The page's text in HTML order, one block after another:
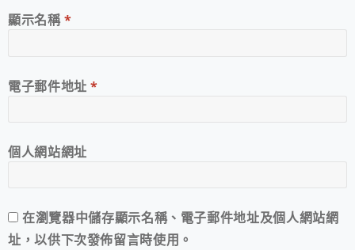
顯示名稱*
電子郵件地址*
個人網站網址
在瀏覽器中儲存顯示名稱、電子郵件地址及個人網站網
址，以供下次發佈留言時使用。